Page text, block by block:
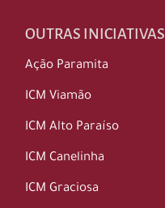
OUTRAS INICIATIVAS
Ação Paramita
ICM Viamão
ICM Alto Paraíso
ICM Canelinha
ICM Graciosa